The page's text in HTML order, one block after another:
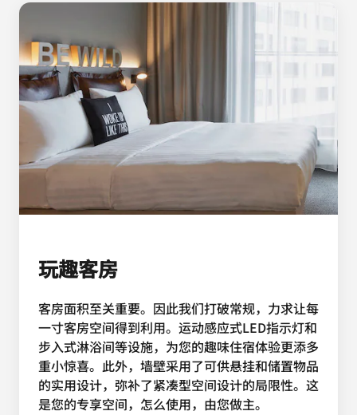
玩趣客房
客房面积至关重要。因此我们打破常规，力求让每
一寸客房空间得到利用。运动感应式LED指示灯和
步入式淋浴间等设施，为您的趣味住宿体验更添多
重小惊喜。此外，墙壁采用了可供悬挂和储置物品
的实用设计，弥补了紧凑型空间设计的局限性。这
是您的专享空间，怎么使用，由您做主。